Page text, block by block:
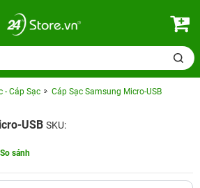
- Cáp Sạc Cáp Sạc Samsung Micro-USB
USB SKU:
So sánh